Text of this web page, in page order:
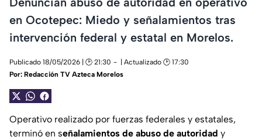
en Ocotepec: Miedo y señalamientos tras
intervención federal y estatal en Morelos.
Publicado 18/05/2026 | 🕑 21:30
| Actualizado 🕑 17:30
Por: Redacción TV Azteca Morelos
Operativo realizado por fuerzas federales y estatales,
terminó en señalamientos de abuso de autoridad y